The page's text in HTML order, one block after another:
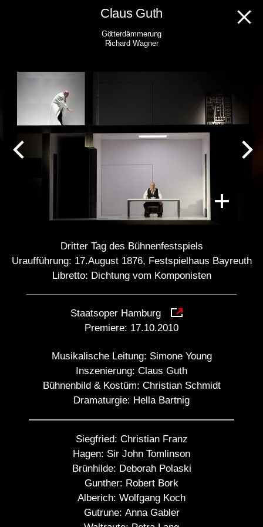
Claus Guth
Götterdämmerung
Richard Wagner
Dritter Tag des Bühnenfestspiels
Uraufführung: 17.August 1876, Festspielhaus Bayreuth
Libretto: Dichtung vom Komponisten
Staatsoper Hamburg
Premiere: 17.10.2010
Musikalische Leitung: Simone Young
Inszenierung: Claus Guth
Bühnenbild & Kostüm: Christian Schmidt
Dramaturgie: Hella Bartnig
Siegfried: Christian Franz
Hagen: Sir John Tomlinson
Brünhilde: Deborah Polaski
Gunther: Robert Bork
Alberich: Wolfgang Koch
Gutrune: Anna Gabler